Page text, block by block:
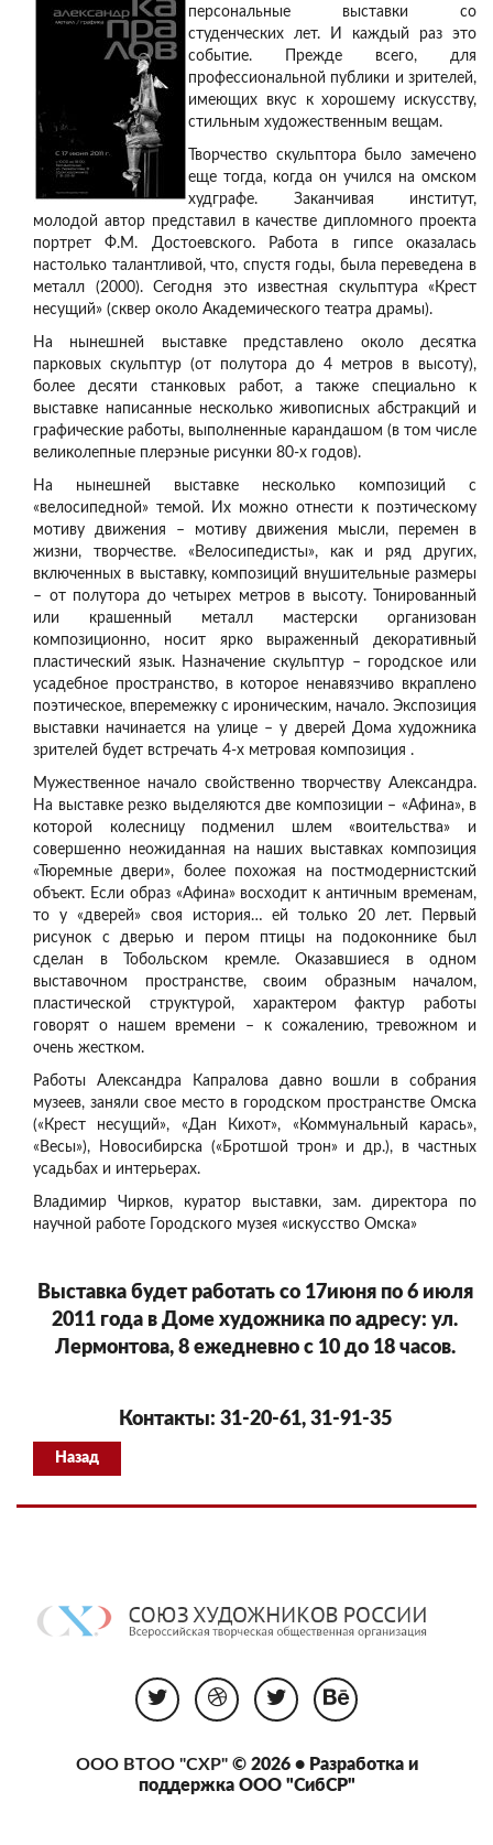
персональные выставки со
студенческих лет. И каждый раз это
событие. Прежде всего, для
профессиональной публики и зрителей,
имеющих вкус к хорошему искусству,
стильным художественным вещам.
Творчество скульптора было замечено
еще тогда, когда он учился на омском
худграфе. Заканчивая институт,
молодой автор представил в качестве дипломного проекта
портрет Ф.М. Достоевского. Работа в гипсе оказалась
настолько талантливой, что, спустя годы, была переведена в
металл (2000). Сегодня это известная скульптура «Крест
несущий» (сквер около Академического театра драмы).
На нынешней выставке представлено около десятка
парковых скульптур (от полутора до 4 метров в высоту),
более десяти станковых работ, а также специально к
выставке написанные несколько живописных абстракций и
графические работы, выполненные карандашом (в том числе
великолепные плерэные рисунки 80-х годов).
На нынешней выставке несколько композиций с
«велосипедной» темой. Их можно отнести к поэтическому
мотиву движения – мотиву движения мысли, перемен в
жизни, творчестве. «Велосипедисты», как и ряд других,
включенных в выставку, композиций внушительные размеры
– от полутора до четырех метров в высоту. Тонированный
или крашенный металл мастерски организован
композиционно, носит ярко выраженный декоративный
пластический язык. Назначение скульптур – городское или
усадебное пространство, в которое ненавязчиво вкраплено
поэтическое, вперемежку с ироническим, начало. Экспозиция
выставки начинается на улице – у дверей Дома художника
зрителей будет встречать 4-х метровая композиция .
Мужественное начало свойственно творчеству Александра.
На выставке резко выделяются две композиции – «Афина», в
которой колесницу подменил шлем «воительства» и
совершенно неожиданная на наших выставках композиция
«Тюремные двери», более похожая на постмодернистский
объект. Если образ «Афина» восходит к античным временам,
то у «дверей» своя история… ей только 20 лет. Первый
рисунок с дверью и пером птицы на подоконнике был
сделан в Тобольском кремле. Оказавшиеся в одном
выставочном пространстве, своим образным началом,
пластической структурой, характером фактур работы
говорят о нашем времени – к сожалению, тревожном и
очень жестком.
Работы Александра Капралова давно вошли в собрания
музеев, заняли свое место в городском пространстве Омска
(«Крест несущий», «Дан Кихот», «Коммунальный карась»,
«Весы»), Новосибирска («Бротшой трон» и др.), в частных
усадьбах и интерьерах.
Владимир Чирков, куратор выставки, зам. директора по
научной работе Городского музея «искусство Омска»
Выставка будет работать со 17июня по 6 июля
2011 года в Доме художника по адресу: ул.
Лермонтова, 8 ежедневно с 10 до 18 часов.
Контакты: 31-20-61, 31-91-35
Назад
ООО ВТОО "СХР"© 2026 • Разработка и
поддержка ООО "СибСР"